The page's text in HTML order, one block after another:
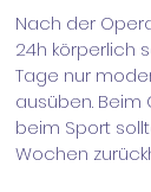
Nach der
24h körperlich
Tage nur
ausüben.
beim Sport
Wochen